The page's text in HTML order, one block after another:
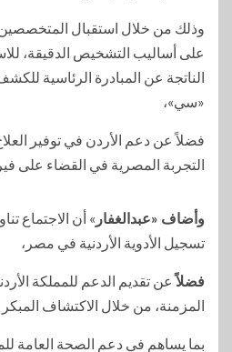
وذلك من خلال استقبال المتخصصين
على أساليب التشخيص الدقيقة،
الناتجة عن المبادرة الرئاسية
«سي»،
فضلاً عن دعم الأردن في توفير
التجربة المصرية في القضاء على
وأضاف «عبدالغفار » أن الاجتماع
تسجيل الأدوية الأردنية في مصر،
فضلاًعن تقديم الدعم للمملكة
المزمنة، من خلال الاكتشاف المبكر
بما يساهم في دعم الصحة العامة